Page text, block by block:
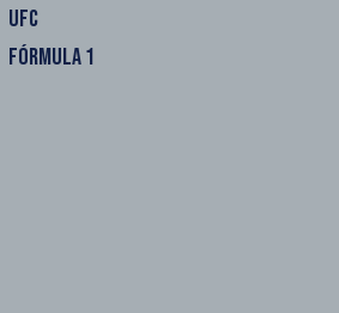
UFC
FÓRMULA 1